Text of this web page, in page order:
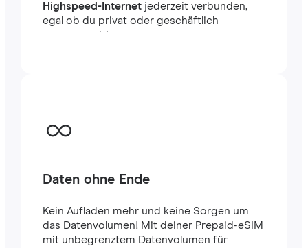
Highspeed-Internetjederzeit verbunden,
egal ob du privat oder geschäftlich
unterwegs bist.
Daten ohne Ende
Kein Aufladen mehr und keine Sorgen um
das Datenvolumen! Mit deiner Prepaid-eSIM
mit unbegrenztem Datenvolumen für